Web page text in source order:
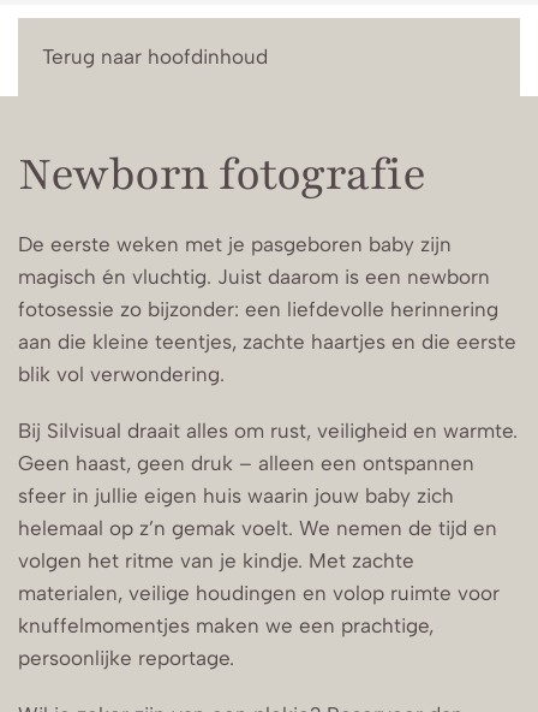
Terug naar hoofdinhoud
Newborn fotografie
De eerste weken met je pasgeboren baby zijn
magisch én vluchtig. Juist daarom is een newborn
fotosessie zo bijzonder: een liefdevolle herinnering
aan die kleine teentjes, zachte haartjes en die eerste
blik vol verwondering.
Bij Silvisual draait alles om rust, veiligheid en warmte.
Geen haast, geen druk – alleen een ontspannen
sfeer in jullie eigen huis waarin jouw baby zich
helemaal op z’n gemak voelt. We nemen de tijd en
volgen het ritme van je kindje. Met zachte
materialen, veilige houdingen en volop ruimte voor
knuffelmomentjes maken we een prachtige,
persoonlijke reportage.